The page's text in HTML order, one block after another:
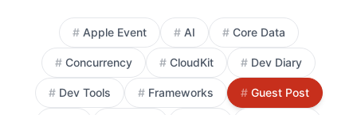
# Apple Event # AI # Core Data
# Concurrency # CloudKit # Dev Diary
# Dev Tools # Frameworks # Guest Post